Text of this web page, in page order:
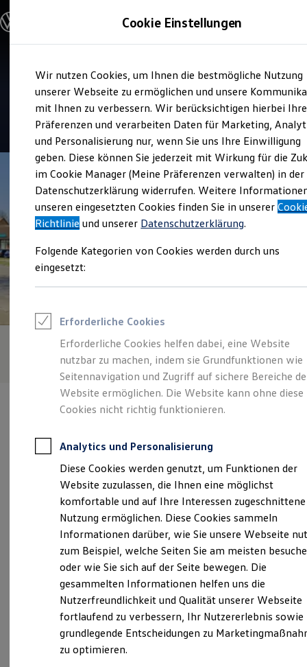
Hauptinhalt
springen
Footer
springen
Modelle & Konfigurator
Nutzfahrzeugkategorien entdecken
Modelle konfigurieren
Vorgängermodelle und Oldtimer
Vorgängermodelle
Oldtimer
Bulli Historie
Branchenlösungen & Gewerbekunden
Umbaulösungen und Hersteller finden
Auf- und Umbauten entdecken & konfigurieren
Groß- und Sonderkunden
Großkunden
Kommunen & Behörden
Journalisten
Sportvereine
Branchenlösungen
Gewerbliche Personenbeförderung
Service & mobile Werkstätten
Kühlfahrzeuge
ONE Business ID Vorteile
Fahrzeugsuche & Marktplatz
Fahrzeugsuche
Fahrzeuge online kaufen
Digitaler Marktplatz
Kauf & Finanzierung
Online-Fahrzeugbewertung
Aktionen & Angebote
Für Gewerbekunden
Profi Paket
TopDeal
Gebrauchtwagen
ProfiPartner für Gebrauchtwagen
Zertifizierte Gebrauchtwagen
Finanzierung
Für Privatkunden
Für Gewerbekunden
Leasing
Für Privatkunden
Für Gewerbekunden
Versicherungen & Garantien
Garantien
Kfz-Versicherung für Nutzfahrzeuge
Restschuldversicherung
Wartungsverträge
Besitzer & Service
Service
Autohaus Vollmer
4.4| 17 Bewertungen
Verantwortlich für die Inhalte auf dieser Seite ist die Autohaus
Vollmer GmbH ( Impressum & Rechtliches )
Bundesstraße 5, 79379 Müllheim
info@autohaus-vollmer.de
Montag-Freitag 07:15-18:00 Uhr
Cookie Einstellungen
Wir nutzen Cookies, um Ihnen die bestmögliche Nutzung
unserer Webseite zu ermöglichen und unsere
mit Ihnen zu verbessern. Wir berücksichtigen hierbei Ihre
Präferenzen und verarbeiten Daten für Marketing,
und Personalisierung nur, wenn Sie uns Ihre Einwilligung
geben. Diese können Sie jederzeit mit Wirkung für die
im Cookie Manager (Meine Präferenzen verwalten) in der
Datenschutzerklärung widerrufen. Weitere
unseren eingesetzten Cookies finden Sie in unserer
Richtlinie und unserer Datenschutzerklärung.
Folgende Kategorien von Cookies werden durch uns
eingesetzt:
Erforderliche Cookies
Erforderliche Cookies helfen dabei, eine Website
nutzbar zu machen, indem sie Grundfunktionen wie
Seitennavigation und Zugriff auf sichere Bereiche
Website ermöglichen. Die Website kann ohne diese
Cookies nicht richtig funktionieren.
Analytics und Personalisierung
Diese Cookies werden genutzt, um Funktionen der
Website zuzulassen, die Ihnen eine möglichst
komfortable und auf Ihre Interessen zugeschnittene
Nutzung ermöglichen. Diese Cookies sammeln
Informationen darüber, wie Sie unsere Webseite
zum Beispiel, welche Seiten Sie am meisten
oder wie Sie sich auf der Seite bewegen. Die
gesammelten Informationen helfen uns die
Nutzerfreundlichkeit und Qualität unserer Webseite
fortlaufend zu verbessern, Ihr Nutzererlebnis sowie
grundlegende Entscheidungen zu
zu optimieren.